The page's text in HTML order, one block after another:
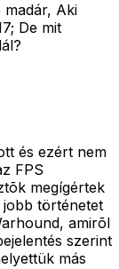
Aki
De mit
és ezért nem
FPS
megígértek
jobb történetet
amirõl
szerint
más